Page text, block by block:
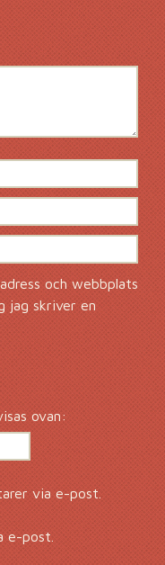
och webbplats
jag skriver en
ovan:
via e-post.
e-post.